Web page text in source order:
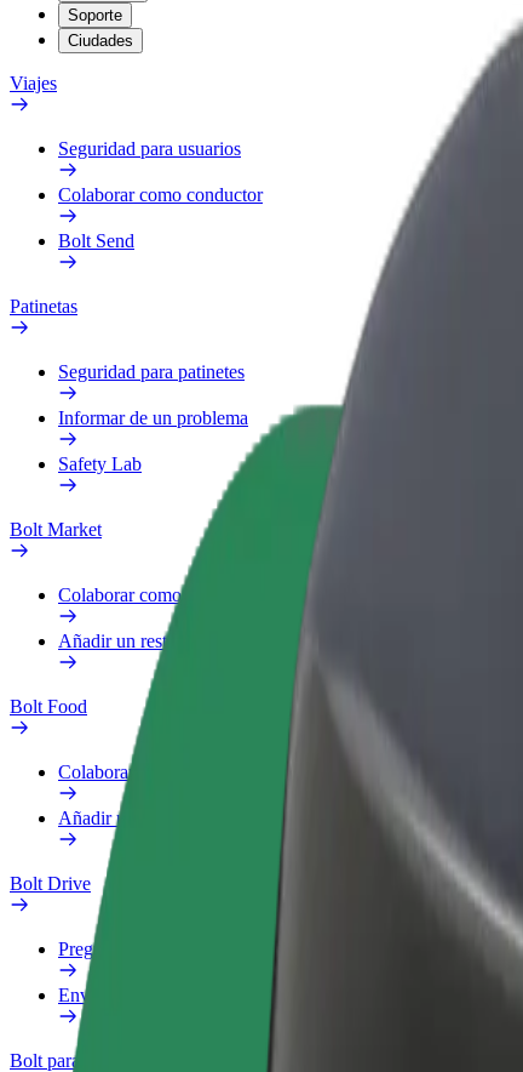
Soporte
Ciudades
Viajes
Seguridad para usuarios
Colaborar como conductor
Bolt Send
Patinetas
Seguridad para patinetes
Informar de un problema
Safety Lab
Bolt Market
Colaborar como repartidor
Añadir un restaurante o tienda
Bolt Food
Colaborar como repartidor
Añadir un restaurante o tienda
Bolt Drive
Preguntas frecuentes
Enviar aviso sobre un vehículo
Bolt para empresas